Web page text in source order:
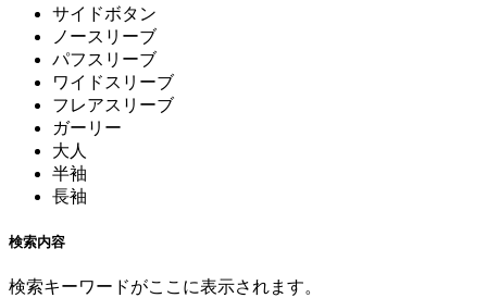
サイドボタン
ノースリーブ
パフスリーブ
ワイドスリーブ
フレアスリーブ
ガーリー
大人
半袖
長袖
検索内容
検索キーワードがここに表示されます。